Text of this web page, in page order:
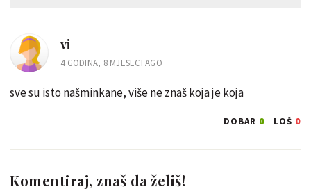
vi
4 GODINA, 8 MJESECI AGO
sve su isto našminkane, više ne znaš koja je koja
DOBAR 0 LOŠ 0
Komentiraj, znaš da želiš!